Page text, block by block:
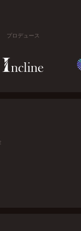
プロデュース